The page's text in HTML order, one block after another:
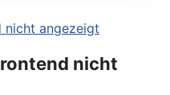
nicht angezeigt
nicht